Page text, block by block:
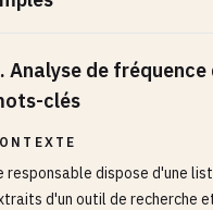
. Analyse de fréquence
clés
responsable dispose d'une
d'un outil de recherche